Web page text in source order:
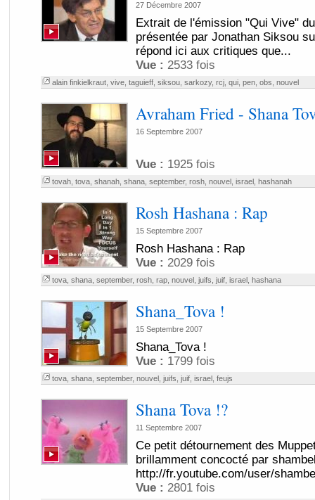
27 Décembre 2007
Extrait de l'émission "Qui Vive"
présentée par Jonathan Siksou
répond ici aux critiques que...
Vue : 2533 fois
alain finkielkraut, vive, taguieff, siksou, sarkozy, rcj, qui, pen, obs nouvel
Avraham Fried - Shana
16 Septembre 2007
Vue : 1925 fois
tovah, tova, shanah, shana, september, rosh, nouvel, israel, hashanah
Rosh Hashana : Rap
15 Septembre 2007
Rosh Hashana : Rap
Vue : 2029 fois
tova, shana, september, rosh, rap, nouvel, juifs juif, israel, hashana
Shana_Tova !
15 Septembre 2007
Shana_Tova !
Vue : 1799 fois
tova, shana, september, nouvel, juifs juif, israel, feujs
Shana Tova !?
11 Septembre 2007
Ce petit détournement des
brillamment concocté par
http://fr.youtube.com/user/
Vue : 2801 fois